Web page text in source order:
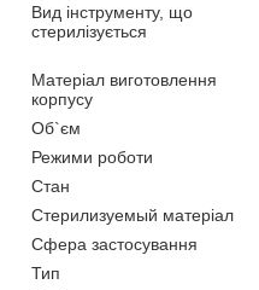
Вид інструменту, що
стерилізується
Матеріал виготовлення
корпусу
Об`єм
Режими роботи
Стан
Стерилизуемый матеріал
Сфера застосування
Тип